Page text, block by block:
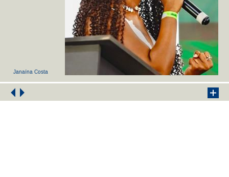
Janaína Costa